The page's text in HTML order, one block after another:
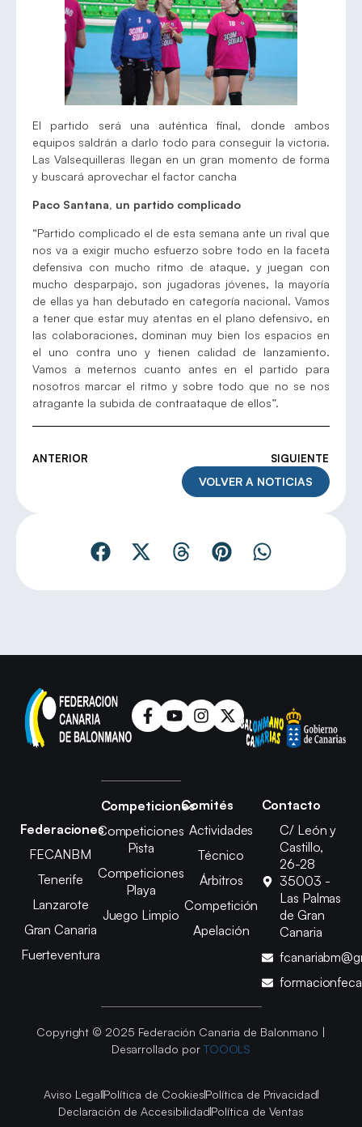
El partido será una auténtica final, donde ambos
equipos saldrán a darlo todo para conseguir la victoria.
Las Valsequilleras llegan en un gran momento de forma
y buscará aprovechar el factor cancha
Paco Santana, un partido complicado
“Partido complicado el de esta semana ante un rival que
nos va a exigir mucho esfuerzo sobre todo en la faceta
defensiva con mucho ritmo de ataque, y juegan con
mucho desparpajo, son jugadoras jóvenes, la mayoría
de ellas ya han debutado en categoría nacional. Vamos
a tener que estar muy atentas en el plano defensivo, en
las colaboraciones, dominan muy bien los espacios en
el uno contra uno y tienen calidad de lanzamiento.
Vamos a meternos cuanto antes en el partido para
nosotros marcar el ritmo y sobre todo que no se nos
atragante la subida de contraataque de ellos”.
ANTERIOR SIGUIENTE
VOLVER A NOTICIAS
Federaciones
FECANBM
Tenerife
Lanzarote
Gran Canaria
Fuerteventura
Competiciones
Competiciones
Pista
Competiciones
Playa
Juego Limpio
Comités
Actividades
Técnico
Árbitros
Competición
Apelación
Contacto
C/ León y
Castillo,
26-28
35003 -
Las Palmas
de Gran
Canaria
Copyright © 2025 Federación Canaria de Balonmano |
Desarrollado por TOOOLS
Aviso LegalPolítica de CookiesPolítica de Privacidad
Declaración de AccesibilidadPolítica de Ventas